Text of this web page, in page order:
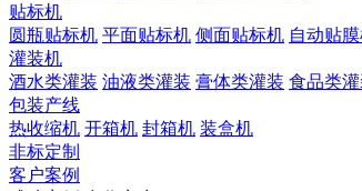
贴标机
圆瓶贴标机 平面贴标机 侧面贴标机 自动贴
灌装机
酒水类灌装 油液类灌装 膏体类灌装 食品类灌
包装产线
热收缩机 开箱机 封箱机 装盒机
非标定制
客户案例